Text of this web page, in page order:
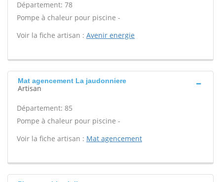
Département: 78
Pompe à chaleur pour piscine -
Voir la fiche artisan : Avenir energie
Mat agencement La jaudonniere
Artisan
Département: 85
Pompe à chaleur pour piscine -
Voir la fiche artisan : Mat agencement